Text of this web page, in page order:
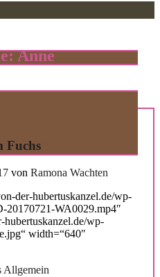
Anne
Fuchs
von Ramona Wachten
der-hubertuskanzel.de/wp-
20170721-WA0029.mp4″
wp-
width=“640″
Allgemein